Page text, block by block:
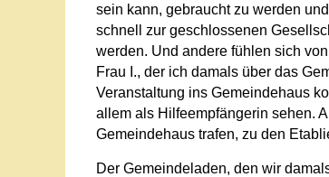
sein kann, gebraucht zu werden
schnell zur geschlossenen
werden. Und andere fühlen sich
Frau I., der ich damals über das
Veranstaltung ins Gemeindehaus
allem als Hilfeempfängerin sehen.
Gemeindehaus trafen, zu den
Der Gemeindeladen, den wir